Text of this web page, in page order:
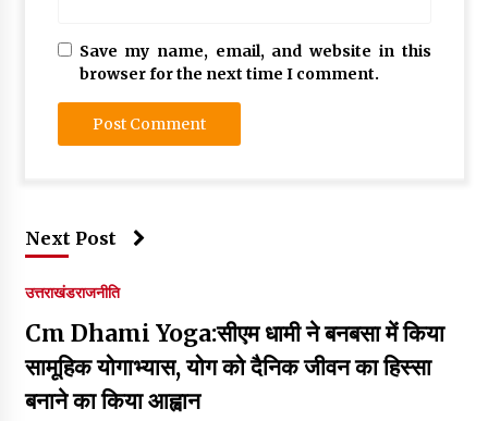
Save my name, email, and website in this
browser for the next time I comment.
Next Post
उत्तराखंडराजनीति
Cm Dhami Yoga:सीएम धामी ने बनबसा में किया
सामूहिक योगाभ्यास, योग को दैनिक जीवन का हिस्सा
बनाने का किया आह्वान